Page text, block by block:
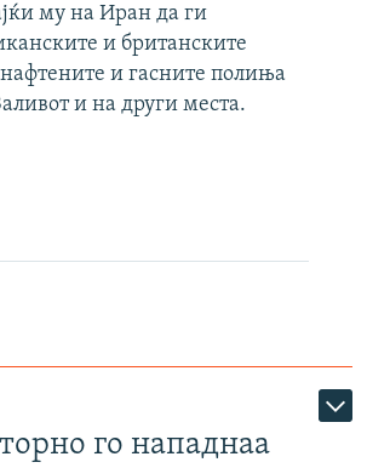
му на Иран да ги
и британските
и гасните полиња
и на други места.
го нападнаа